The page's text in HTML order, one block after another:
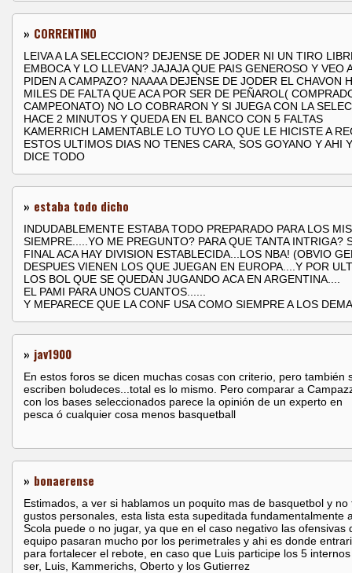
» CORRENTINO
LEIVA A LA SELECCION? DEJENSE DE JODER NI UN TIRO
EMBOCA Y LO LLEVAN? JAJAJA QUE PAIS GENEROSO Y VEO
PIDEN A CAMPAZO? NAAAA DEJENSE DE JODER EL CHAVON
MILES DE FALTA QUE ACA POR SER DE PEÑAROL(
CAMPEONATO) NO LO COBRARON Y SI JUEGA CON LA
HACE 2 MINUTOS Y QUEDA EN EL BANCO CON 5 FALTAS
KAMERRICH LAMENTABLE LO TUYO LO QUE LE HICISTE A
ESTOS ULTIMOS DIAS NO TENES CARA, SOS GOYANO Y AHI
DICE TODO
» estaba todo dicho
INDUDABLEMENTE ESTABA TODO PREPARADO PARA LOS
SIEMPRE.....YO ME PREGUNTO? PARA QUE TANTA INTRIGA?
FINAL ACA HAY DIVISION ESTABLECIDA...LOS NBA! (OBVIO
DESPUES VIENEN LOS QUE JUEGAN EN EUROPA....Y POR
LOS BOL QUE SE QUEDAN JUGANDO ACA EN ARGENTINA....
EL PAMI PARA UNOS CUANTOS......
Y MEPARECE QUE LA CONF USA COMO SIEMPRE A LOS
» jav1900
En estos foros se dicen muchas cosas con criterio, pero también
escriben boludeces...total es lo mismo. Pero comparar a
con los bases seleccionados parece la opinión de un experto en
pesca ó cualquier cosa menos basquetball
» bonaerense
Estimados, a ver si hablamos un poquito mas de basquetbol y no
gustos personales, esta lista esta supeditada fundamentalmente
Scola puede o no jugar, ya que en el caso negativo las ofensivas
equipo pasaran mucho por los perimetrales y ahi es donde
para fortalecer el rebote, en caso que Luis participe los 5
ser, Luis, Kammerichs, Oberto y los Gutierrez